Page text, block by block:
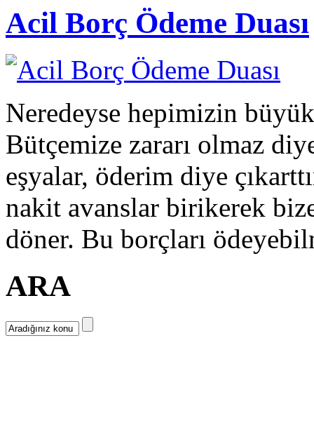
Acil Borç Ödeme Duası
Neredeyse hepimizin
Bütçemize zararı olmaz
eşyalar, öderim diye
nakit avanslar birikerek
döner. Bu borçları
ARA